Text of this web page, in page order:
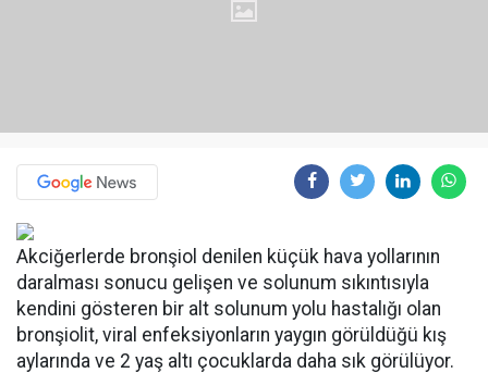
Akciğerlerde bronşiol denilen küçük hava yollarının
daralması sonucu gelişen ve solunum sıkıntısıyla
kendini gösteren bir alt solunum yolu hastalığı olan
bronşiolit, viral enfeksiyonların yaygın görüldüğü kış
aylarında ve 2 yaş altı çocuklarda daha sık görülüyor.